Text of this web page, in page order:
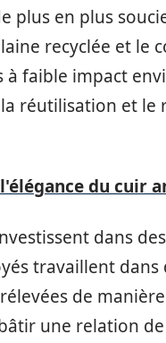
plus en plus
recyclée et le
faible impact
réutilisation et le
du cuir
dans
travaillent
de
une relation